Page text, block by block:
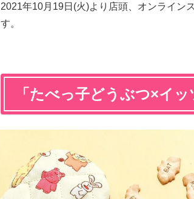
2021年10月19日(火)より店頭、オンライン
す。
「たべっ子どうぶつ×イ